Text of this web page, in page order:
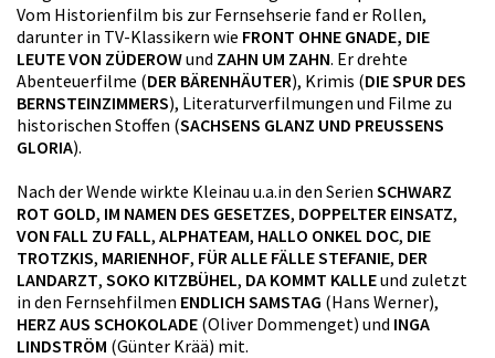
Vom Historienfilm bis zur Fernsehserie fand er Rollen,
darunter in TV-Klassikern wie FRONT OHNE GNADE, DIE
LEUTE VON ZÜDEROWund ZAHN UM ZAHN. Er drehte
Abenteuerfilme (DER BÄRENHÄUTER), Krimis (DIE SPUR DES
BERNSTEINZIMMERS), Literaturverfilmungen und Filme zu
historischen Stoffen (SACHSENS GLANZ UND PREUSSENS
GLORIA).
Nach der Wende wirkte Kleinau u.a.in den Serien SCHWARZ
ROT GOLD, IM NAMEN DES GESETZES, DOPPELTER EINSATZ,
VON FALL ZU FALL, ALPHATEAM, HALLO ONKEL DOC, DIE
TROTZKIS, MARIENHOF, FÜR ALLE FÄLLE STEFANIE, DER
LANDARZT, SOKO KITZBÜHEL, DA KOMMT KALLEund zuletzt
in den Fernsehfilmen ENDLICH SAMSTAG (Hans Werner),
HERZ AUS SCHOKOLADE (Oliver Dommenget) und INGA
LINDSTRÖM (Günter Krää) mit.